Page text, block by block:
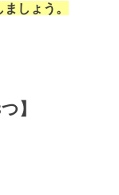
しょう。
】